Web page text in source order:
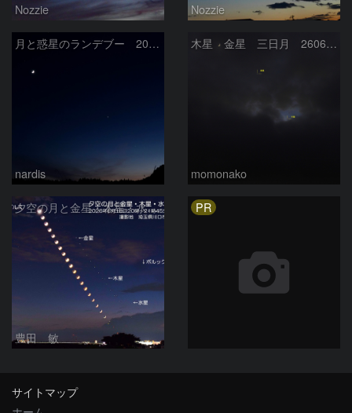
Nozzie Nozzie
月と惑星のランデブー 2026/06/19
nardis
木星 金星 三日月 260618
momonako
夕空の月と金星・木星・水星の接近 2026/6/18
豊田 敏
PR
サイトマップ